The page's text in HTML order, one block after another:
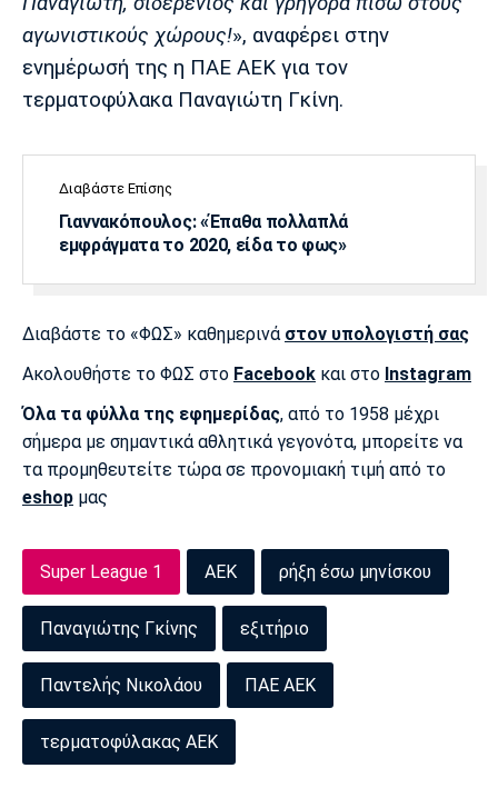
Μπορούσια
Ντόρτμουντ
Παρί Σεν
Ζερμέν
Μαρσέιγ
Μονακό
Αστέρας
Πόρτο Μπενφίκα
αγωνιστικούς χώρους!», αναφέρει στην
ενημέρωσή της η ΠΑΕ ΑΕΚ για τον
τερματοφύλακα Παναγιώτη Γκίνη.
Διαβάστε Επίσης
Γιαννακόπουλος: «Έπαθα πολλαπλά
εμφράγματα το 2020, είδα το φως»
Διαβάστε το «ΦΩΣ» καθημερινά στον υπολογιστή σας
Ακολουθήστε το ΦΩΣ στο Facebook και στο Instagram
Όλα τα φύλλα της εφημερίδας, από το 1958 μέχρι
σήμερα με σημαντικά αθλητικά γεγονότα, μπορείτε να
τα προμηθευτείτε τώρα σε προνομιακή τιμή από το
eshop μας
Super League 1 ΑΕΚ ρήξη έσω μηνίσκου
Παναγιώτης Γκίνης εξιτήριο
Παντελής Νικολάου ΠΑΕ ΑΕΚ
τερματοφύλακας ΑΕΚ